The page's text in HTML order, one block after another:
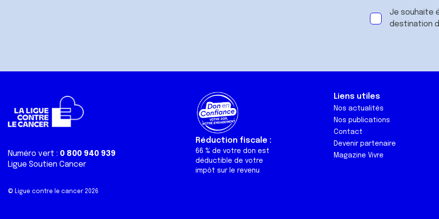
Je souhaite
destination
Numéro vert : 0 800 940 939
Ligue Soutien Cancer
Réduction fiscale :
66 % de votre don est
déductible de votre
impôt sur le revenu
Liens utiles
Nos actualités
Nos publications
Contact
Devenir partenaire
Magazine Vivre
© Ligue contre le cancer 2026